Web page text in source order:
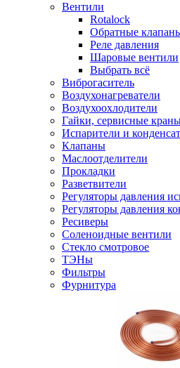
Вентили
Rotalock
Обратные
Реле давления
Шаровые вентили
Выбрать всё
Виброгаситель
Воздухонагреватели
Воздухоохлодители
Гайки, сервисные
Испарители и
Клапаны
Маслоотделители
Прокладки
Разветвители
Регуляторы давления
Регуляторы давления
Ресиверы
Соленоидные вентили
Стекло смотровое
ТЭНы
Фильтры
Фурнитура